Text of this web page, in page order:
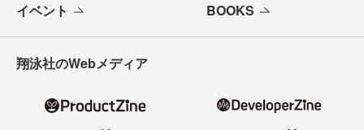
イベント BOOKS
翔泳社のWebメディア